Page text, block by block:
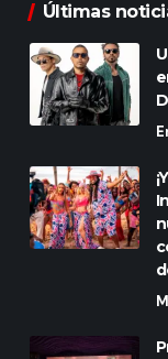
Últimas